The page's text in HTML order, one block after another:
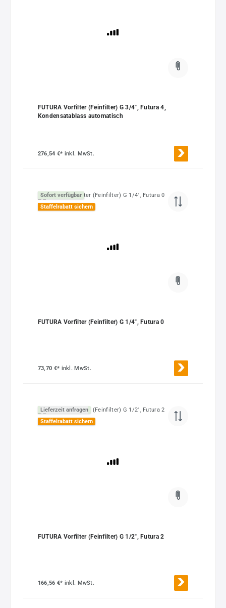
FUTURA Vorfilter (Feinfilter) G 3/4", Futura 4,
Kondensatablass automatisch
276,54 €* inkl. MwSt.
Sofort verfügbar
Staffelrabatt sichern
FUTURA Vorfilter (Feinfilter) G 1/4", Futura 0
73,70 €* inkl. MwSt.
Lieferzeit anfragen
Staffelrabatt sichern
FUTURA Vorfilter (Feinfilter) G 1/2", Futura 2
166,56 €* inkl. MwSt.